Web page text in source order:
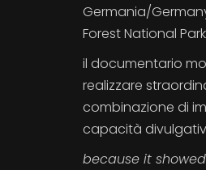
Germania/
Forest National
il documentario
realizzare
combinazione di
capacità
because it